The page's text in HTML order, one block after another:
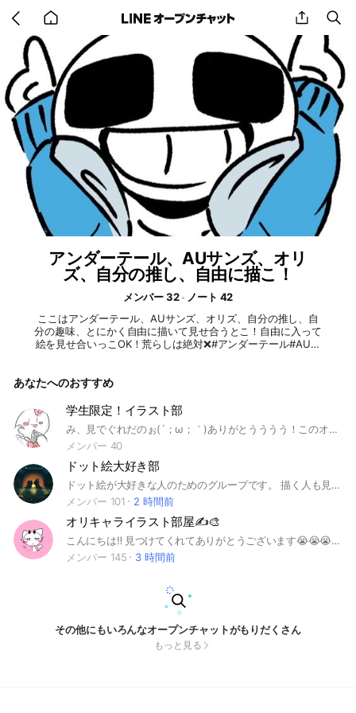
back
home
share
アンダーテール、AUサンズ、オリ
ズ、自分の推し、自由に描こ！
メンバー 32
ノート 42
ここはアンダーテール、AUサンズ、オリズ、自分の推し、自
分の趣味、とにかく自由に描いて見せ合うとこ！自由に入って
絵を見せ合いっこOK！荒らしは絶対❌#アンダーテール#AUサ
あなたへのおすすめ
学生限定！イラスト部
み、見でぐれだのぉ(´；ω；｀)ありがとうううう！このオプはイラストを書いて投稿したり（ノート）、そのイラストを見る！とこだよ！！絵に自信がなくても全然おk！！アニメのイラストや、オリキャラのイラスト！いっーーーーーぱい投稿してね！！ 入ったら、自己紹介よろぴく！と大事なノートを見てね‼️ ルール…荒らし絶対❌ 即抜け❌雑談⭕️そんじゃまたオプで会いましょ！#イラスト#アニメ#雑談#学生
メンバー 40
ドット絵大好き部
ドット絵が大好きな人のためのグループです。 描く人も見る人もどんどん参加してください。 作品の大量連投は避けて下さい。
メンバー 101
2 時間前
オリキャライラスト部屋✍️🎨
こんにちは‼️ 見つけてくれてありがとうございます😭😭😭 管理人を務めさせていただく池谷と申します🐦‍🔥 ここはオリキャラのイラストなどをみんな見せ合う部屋です！！ いつでも誰でも大歓迎🫶 描き合い、合作などもOK！！ 雑談⭕️！！ ライブトークもやってます！！ オリキャラは人でも人外でももうなんでもありです！！！！ 詳しくは大事なノートで↪️ ちょっっっとでも気になった人はぜひぜひ入ってみて‼️ 特に厳しいルールなどはなく、ゆるゆるなので気軽にどうぞ👌 みんなでオリキャラの素晴らしさについて語り合いましょう…🌝 それでは、中で待ってます‼️ #イラスト #絵 #お絵かき #絵師 #絵描き #絵チャ #オリキャラ #OC #一次創作 #雑談
メンバー 145
3 時間前
その他にもいろんなオープンチャットがもりだくさん
もっと見る